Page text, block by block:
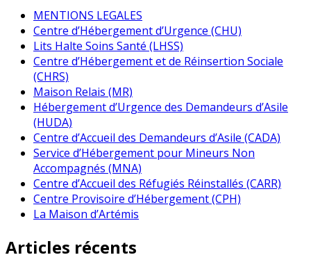
MENTIONS LEGALES
Centre d’Hébergement d’Urgence (CHU)
Lits Halte Soins Santé (LHSS)
Centre d’Hébergement et de Réinsertion Sociale
(CHRS)
Maison Relais (MR)
Hébergement d’Urgence des Demandeurs d’Asile
(HUDA)
Centre d’Accueil des Demandeurs d’Asile (CADA)
Service d’Hébergement pour Mineurs Non
Accompagnés (MNA)
Centre d’Accueil des Réfugiés Réinstallés (CARR)
Centre Provisoire d’Hébergement (CPH)
La Maison d’Artémis
Articles récents